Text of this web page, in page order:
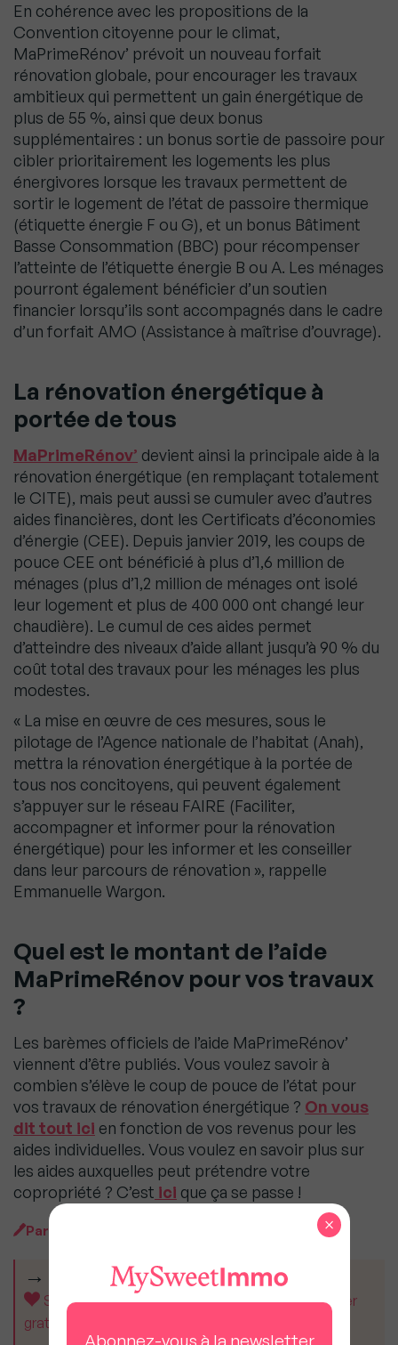
En cohérence avec les propositions de la
Convention citoyenne pour le climat,
MaPrimeRénov’ prévoit un nouveau forfait
rénovation globale, pour encourager les travaux
ambitieux qui permettent un gain énergétique de
plus de 55 %, ainsi que deux bonus
supplémentaires : un bonus sortie de passoire pour
cibler prioritairement les logements les plus
énergivores lorsque les travaux permettent de
sortir le logement de l’état de passoire thermique
(étiquette énergie F ou G), et un bonus Bâtiment
Basse Consommation (BBC) pour récompenser
l’atteinte de l’étiquette énergie B ou A. Les ménages
pourront également bénéficier d’un soutien
financier lorsqu’ils sont accompagnés dans le cadre
d’un forfait AMO (Assistance à maîtrise d’ouvrage).
La rénovation énergétique à
portée de tous
MaPrimeRénov’ devient ainsi la principale aide à la
rénovation énergétique (en remplaçant totalement
le CITE), mais peut aussi se cumuler avec d’autres
aides financières, dont les Certificats d’économies
d’énergie (CEE). Depuis janvier 2019, les coups de
pouce CEE ont bénéficié à plus d’1,6 million de
ménages (plus d’1,2 million de ménages ont isolé
leur logement et plus de 400 000 ont changé leur
chaudière). Le cumul de ces aides permet
d’atteindre des niveaux d’aide allant jusqu’à 90 % du
coût total des travaux pour les ménages les plus
modestes.
« La mise en œuvre de ces mesures, sous le
pilotage de l’Agence nationale de l’habitat (Anah),
mettra la rénovation énergétique à la portée de
tous nos concitoyens, qui peuvent également
s’appuyer sur le réseau FAIRE (Faciliter,
accompagner et informer pour la rénovation
énergétique) pour les informer et les conseiller
dans leur parcours de rénovation », rappelle
Emmanuelle Wargon.
Quel est le montant de l’aide
MaPrimeRénov pour vos travaux
?
Les barèmes officiels de l’aide MaPrimeRénov’
viennent d’être publiés. Vous voulez savoir à
combien s’élève le coup de pouce de l’état pour
vos travaux de rénovation énergétique ? On vous
dit tout ici en fonction de vos revenus pour les
aides individuelles. Vous voulez en savoir plus sur
les aides auxquelles peut prétendre votre
copropriété ? C’est ici que ça se passe !
Par
CET ARTICLE VOUS A AIDÉ ?
Soutenez MySweetImmo et aidez-nous à rester
gratuit pour tous.
Abonnez-vous à la newsletter
×